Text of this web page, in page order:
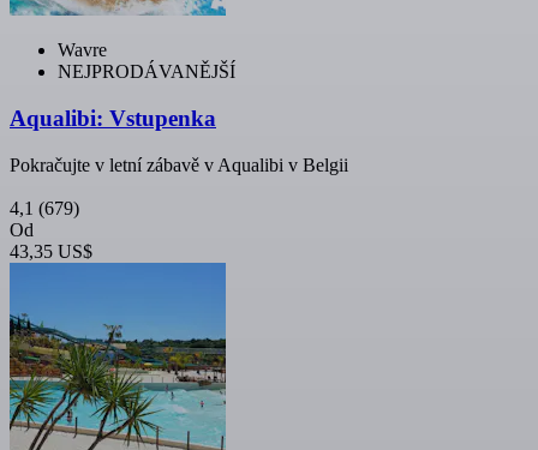
Wavre
NEJPRODÁVANĚJŠÍ
Aqualibi: Vstupenka
Pokračujte v letní zábavě v Aqualibi v Belgii
4,1 (679)
Od
43,35 US$